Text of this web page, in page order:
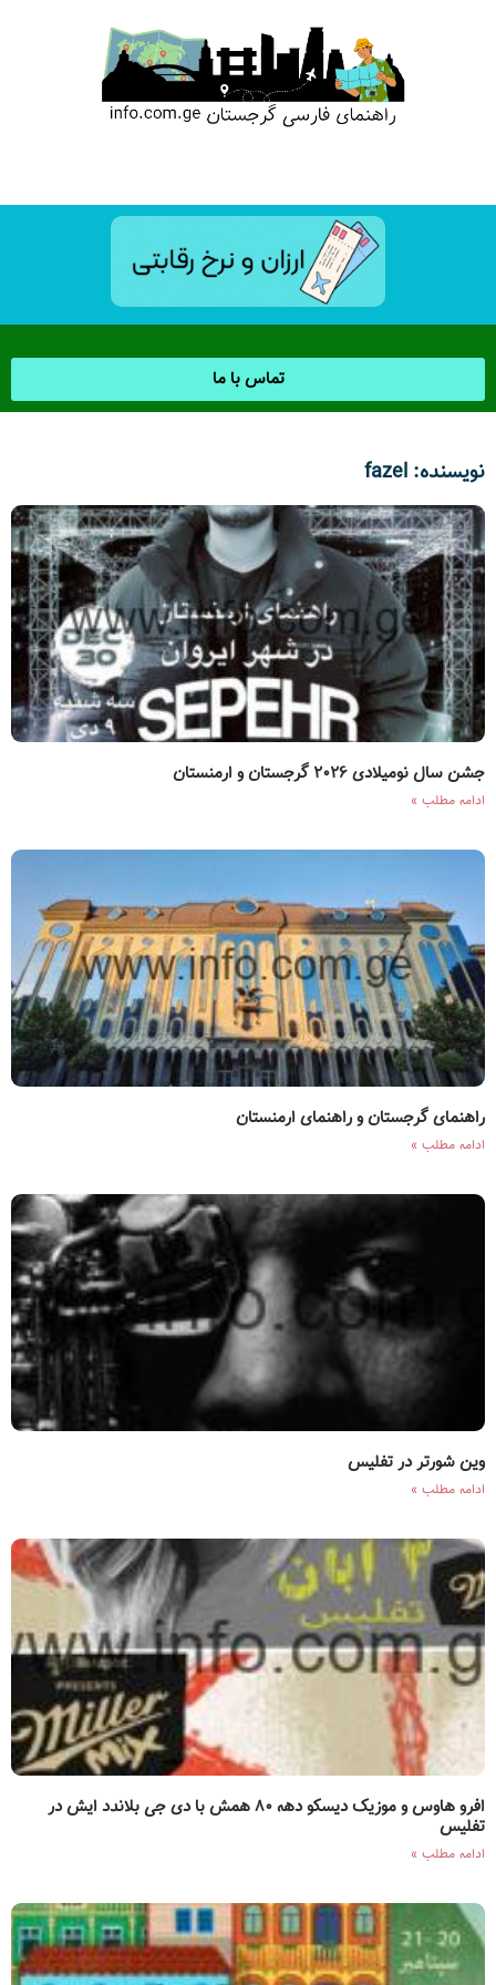
تماس با ما
نویسنده: fazel
جشن سال نو‌میلادی ۲۰۲۶ گرجستان و ارمنستان
ادامه مطلب »
راهنمای گرجستان و‌ راهنمای ارمنستان
ادامه مطلب »
وین شورتر در تفلیس
ادامه مطلب »
افرو هاوس و موزیک دیسکو دهه ۸۰ همش با دی جی بلاندد ایش در
تفلیس
ادامه مطلب »